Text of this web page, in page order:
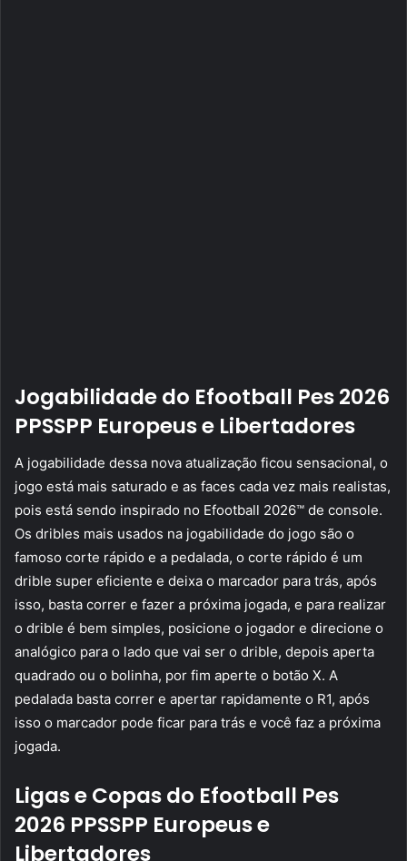
Jogabilidade do Efootball Pes 2026
PPSSPP Europeus e Libertadores
A jogabilidade dessa nova atualização ficou sensacional, o
jogo está mais saturado e as faces cada vez mais realistas,
pois está sendo inspirado no Efootball 2026™ de console.
Os dribles mais usados na jogabilidade do jogo são o
famoso corte rápido e a pedalada, o corte rápido é um
drible super eficiente e deixa o marcador para trás, após
isso, basta correr e fazer a próxima jogada, e para realizar
o drible é bem simples, posicione o jogador e direcione o
analógico para o lado que vai ser o drible, depois aperta
quadrado ou o bolinha, por fim aperte o botão X. A
pedalada basta correr e apertar rapidamente o R1, após
isso o marcador pode ficar para trás e você faz a próxima
jogada.
Ligas e Copas do Efootball Pes
2026 PPSSPP Europeus e
Libertadores